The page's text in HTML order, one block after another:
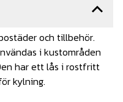
och tillbehör.
i kustområden
har ett lås i rostfritt
kylning.